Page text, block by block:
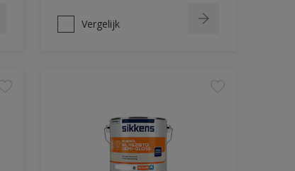
Vergelijk